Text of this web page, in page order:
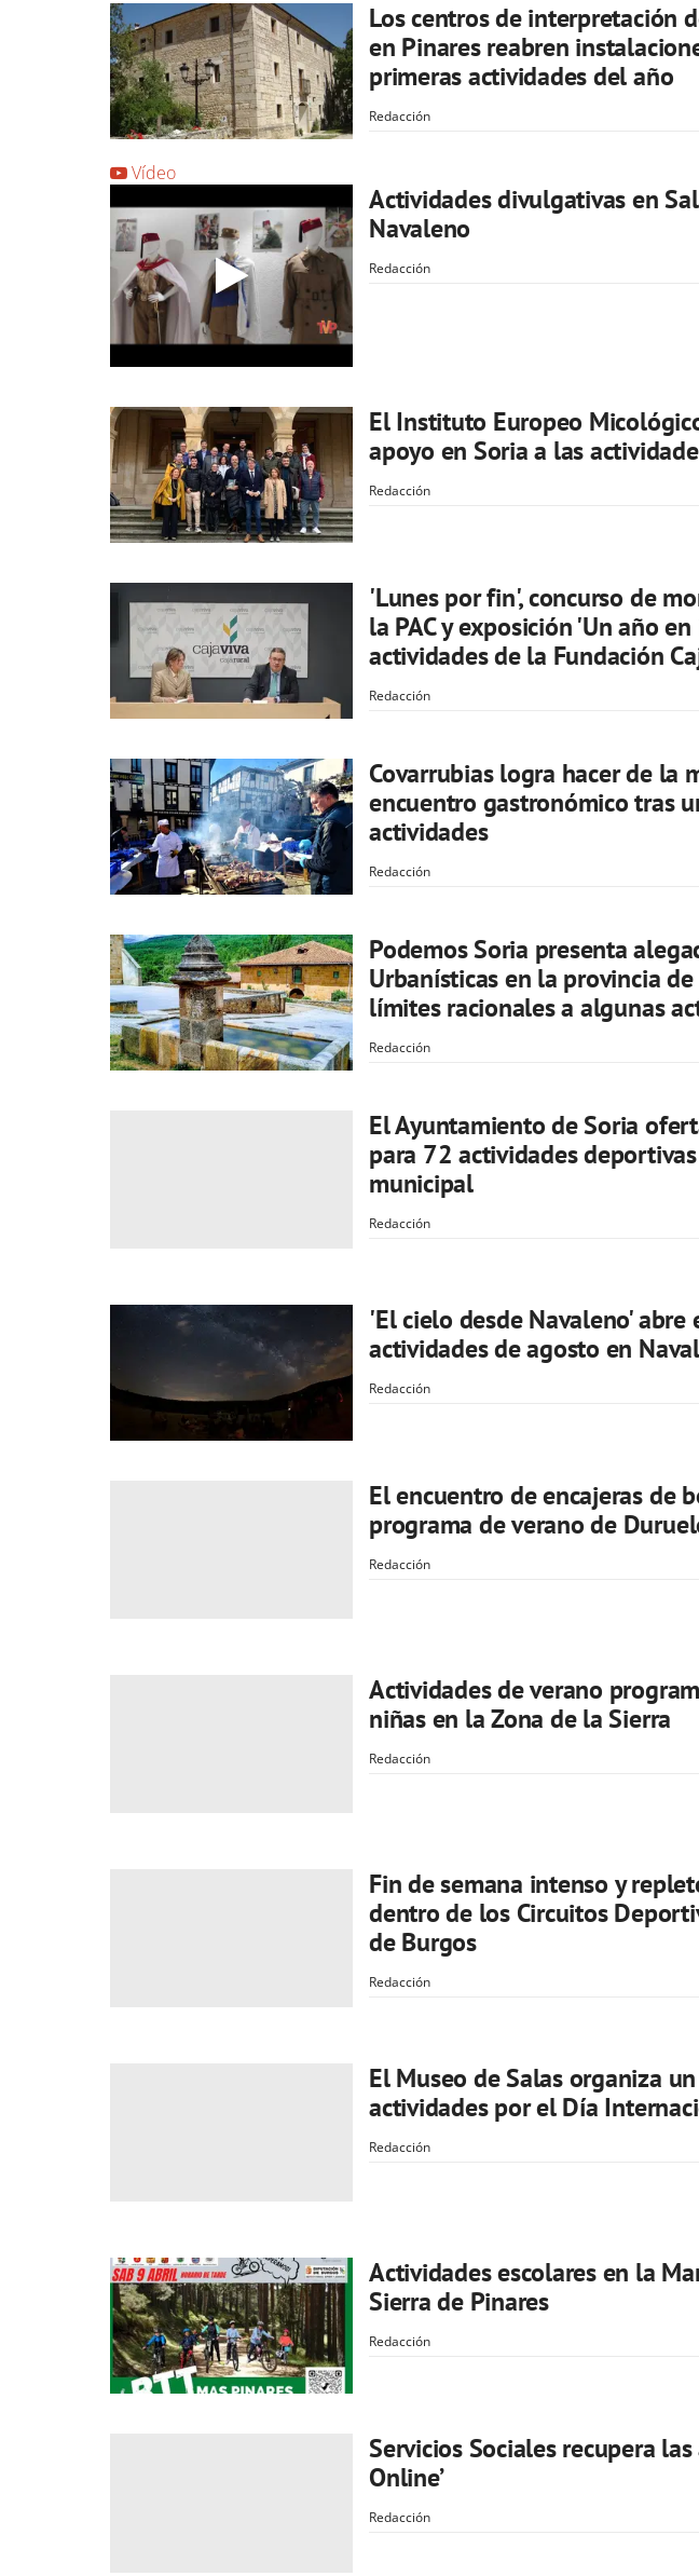
Los centros de interpretación
en Pinares reabren
primeras actividades del año
Redacción
Vídeo
Actividades divulgativas en
Navaleno
Redacción
El Instituto Europeo
apoyo en Soria a las
Redacción
'Lunes por fin', concurso de
la PAC y exposición 'Un año
actividades de la Fundación
Redacción
Covarrubias logra hacer de la
encuentro gastronómico tras
actividades
Redacción
Podemos Soria presenta
Urbanísticas en la provincia
límites racionales a algunas
Redacción
El Ayuntamiento de Soria
para 72 actividades
municipal
Redacción
'El cielo desde Navaleno' abre
actividades de agosto en
Redacción
El encuentro de encajeras de
programa de verano de
Redacción
Actividades de verano
niñas en la Zona de la Sierra
Redacción
Fin de semana intenso y
dentro de los Circuitos
de Burgos
Redacción
El Museo de Salas organiza
actividades por el Día
Redacción
Actividades escolares en la
Sierra de Pinares
Redacción
Servicios Sociales recupera las
Online’
Redacción